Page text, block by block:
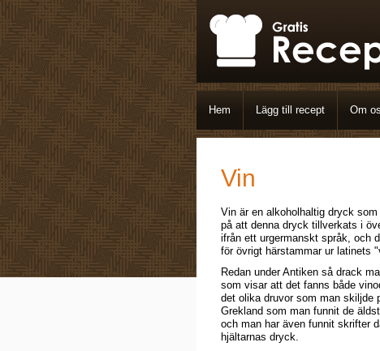
Hem Lägg till recept Om
Vin
Vin är en alkoholhaltig dryck
på att denna dryck tillverkats i
ifrån ett urgermanskt språk, och
för övrigt härstammar ur latinets
Redan under Antiken så drack
som visar att det fanns både
det olika druvor som man skiljde
Grekland som man funnit de
och man har även funnit skrifter
hjältarnas dryck.